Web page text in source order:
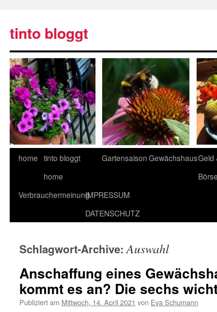
tinto bloggt
home tinto bloggt
home
GartensaisonGewächshausGeld
VerbrauchermeinungIMPRESSUM
DATENSCHUTZ
Schlagwort-Archive:Auswahl
Anschaffung eines
kommt es an? Die sechs
Publiziert am Mittwoch, 14. April 2021 von Eva Schumann